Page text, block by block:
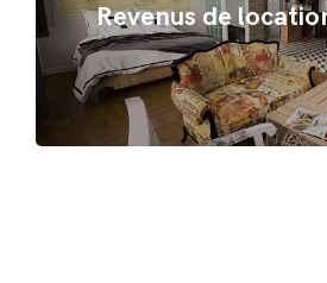
Revenus de